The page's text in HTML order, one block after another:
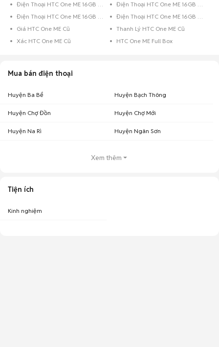
Điện Thoại HTC One ME 16GB Vàng
Điện Thoại HTC One ME 16GB Trắng
Điện Thoại HTC One ME 16GB Đen
Điện Thoại HTC One ME 16GB Bạc
Giá HTC One ME Cũ
Thanh Lý HTC One ME Cũ
Xác HTC One ME Cũ
HTC One ME Full Box
Mua bán điện thoại
Huyện Ba Bể Huyện Bạch Thông
Huyện Chợ Đồn Huyện Chợ Mới
Huyện Na Rì Huyện Ngân Sơn
Xem thêm
Tiện ích
Kinh nghiệm